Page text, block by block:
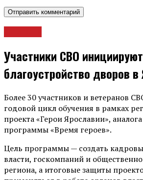
Участники СВО инициируют
благоустройство дворов
Более 30 участников и ветеранов
годовой цикл обучения в рамках
проекта «Герои Ярославии»,
программы «Время героев».
Цель программы — создать
власти, госкомпаний и
региона, а итоговые защиты